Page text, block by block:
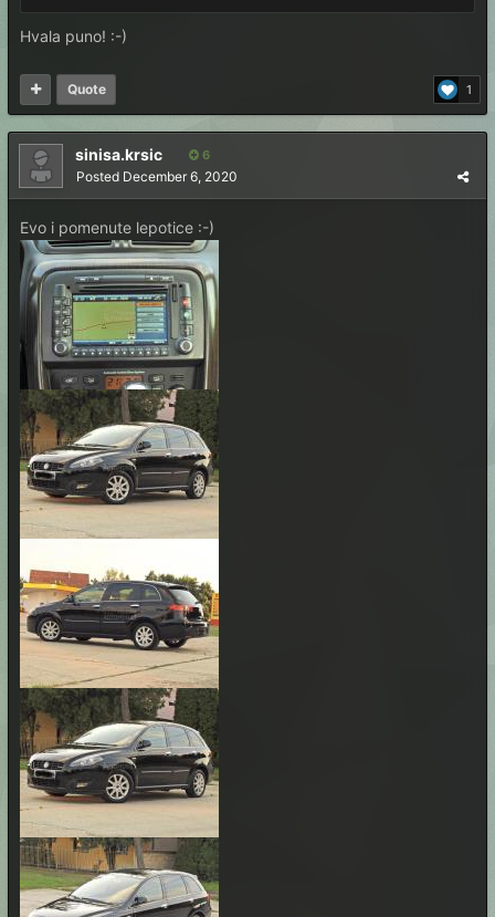
Hvala puno! :-)
1
Quote
sinisa.krsic 6
Posted December 6, 2020
Evo i pomenute lepotice :-)